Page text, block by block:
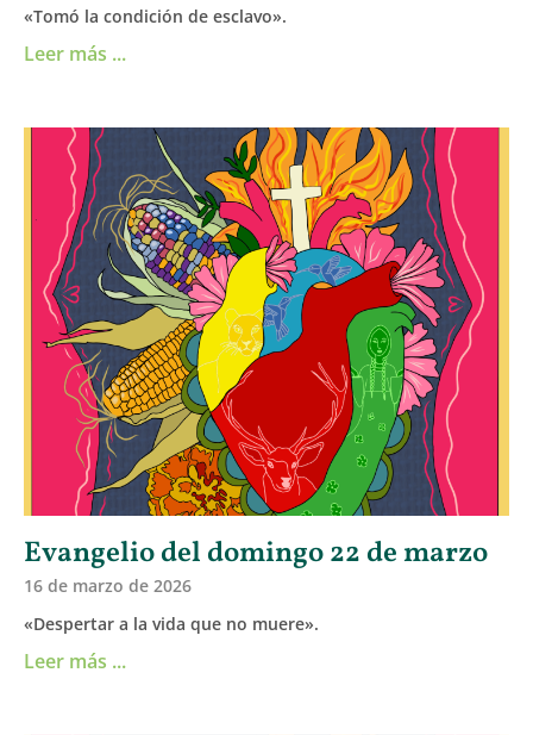
«Tomó la condición de esclavo».
Leer más ...
Evangelio del domingo 22 de marzo
16 de marzo de 2026
«Despertar a la vida que no muere».
Leer más ...